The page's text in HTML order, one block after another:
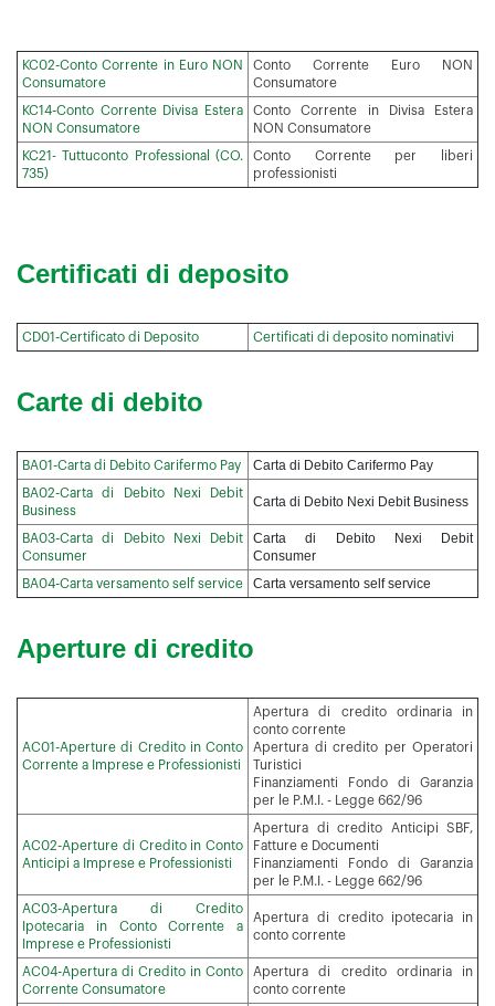
KC02-Conto Corrente in Euro NON
Consumatore
Conto Corrente Euro NON
Consumatore
KC14-Conto Corrente Divisa Estera
NON Consumatore
Conto Corrente in Divisa Estera
NON Consumatore
KC21- Tuttuconto Professional (CO.
735)
Conto Corrente per liberi
professionisti
Certificati di deposito
CD01-Certificato di Deposito Certificati di deposito nominativi
Carte di debito
BA01-Carta di Debito Carifermo Pay Carta di Debito Carifermo Pay
BA02-Carta di Debito Nexi Debit
Business
Carta di Debito Nexi Debit Business
BA03-Carta di Debito Nexi Debit
Consumer
Carta di Debito Nexi Debit
Consumer
BA04-Carta versamento self service Carta versamento self service
Aperture di credito
AC01-Aperture di Credito in Conto
Corrente a Imprese e Professionisti
Apertura di credito ordinaria in
conto corrente
Apertura di credito per Operatori
Turistici
Finanziamenti Fondo di Garanzia
per le P.M.I. - Legge 662/96
AC02-Aperture di Credito in Conto
Anticipi a Imprese e Professionisti
Apertura di credito Anticipi SBF,
Fatture e Documenti
Finanziamenti Fondo di Garanzia
per le P.M.I. - Legge 662/96
AC03-Apertura di Credito
Ipotecaria in Conto Corrente a
Imprese e Professionisti
Apertura di credito ipotecaria in
conto corrente
AC04-Apertura di Credito in Conto
Corrente Consumatore
Apertura di credito ordinaria in
conto corrente